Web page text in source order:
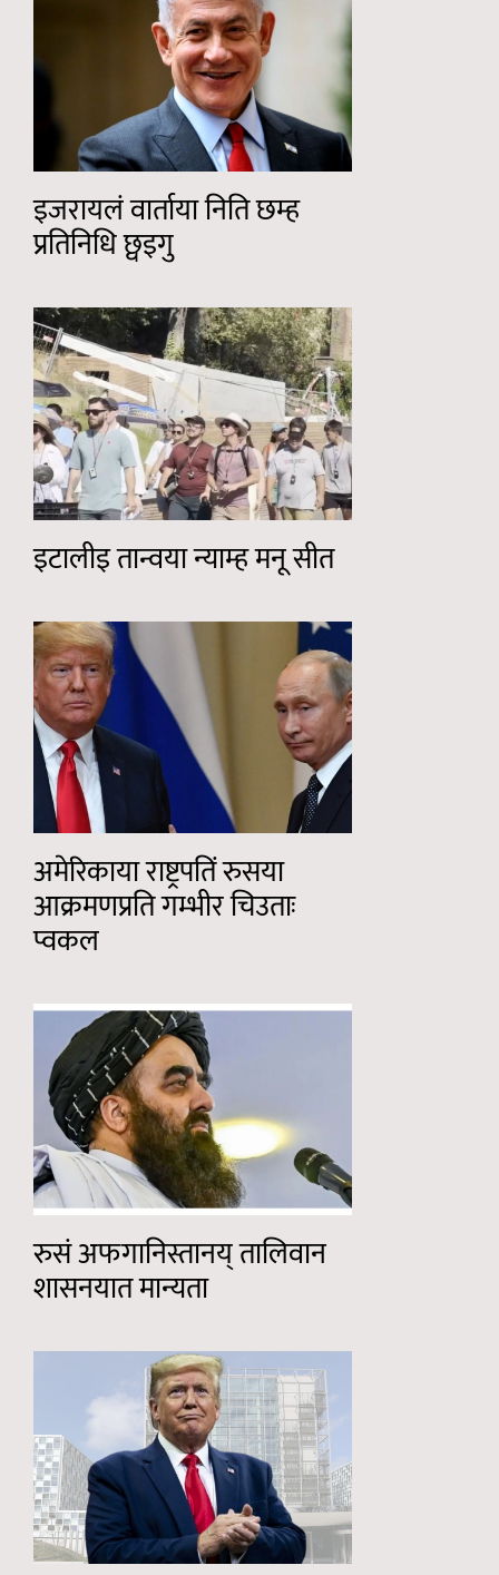
इजरायलं वार्ताया निति छम्ह
प्रतिनिधि छ्वइगु
इटालीइ तान्वया न्याम्ह मनू सीत
अमेरिकाया राष्ट्रपतिं रुसया
आक्रमणप्रति गम्भीर चिउताः
प्वकल
रुसं अफगानिस्तानय् तालिवान
शासनयात मान्यता